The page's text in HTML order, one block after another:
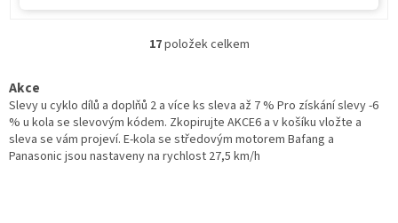
O
á
d
a
c
17položek celkem
Akce
Slevy u cyklo dílů a doplňů 2 a více ks sleva až 7 % Pro získání slevy -6
% u kola se slevovým kódem. Zkopirujte AKCE6 a v košíku vložte a
sleva se vám projeví. E-kola se středovým motorem Bafang a
Panasonic jsou nastaveny na rychlost 27,5 km/h